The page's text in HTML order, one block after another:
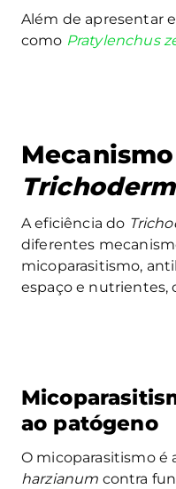
Além de apresentar
como Pratylenchus
A eficiência do
diferentes
micoparasitismo,
espaço e nutrientes,
ao patógeno
O micoparasitismo é
harzianum contra